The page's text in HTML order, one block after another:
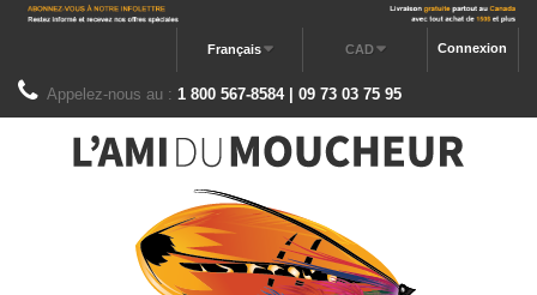
Connexion
CAD
Français
Appelez-nous au : 1 800 567-8584 | 09 73 03 75 95